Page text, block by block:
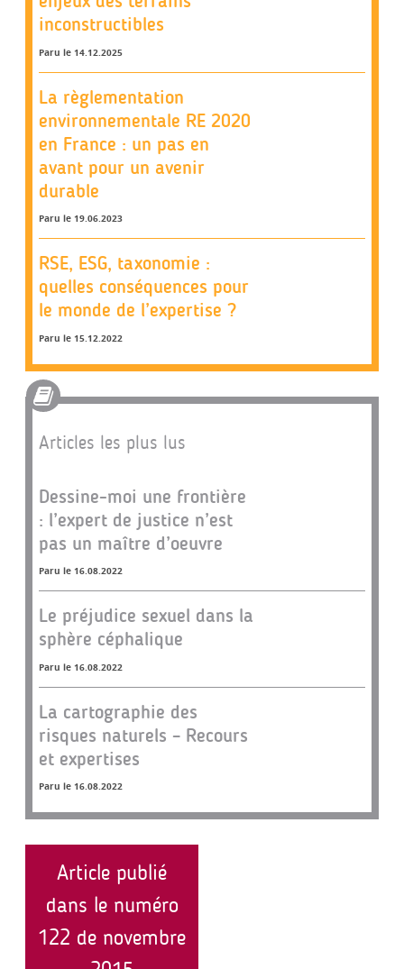
inconstructibles
Paru le 14.12.2025
La règlementation
environnementale RE 2020
en France : un pas en
avant pour un avenir
durable
Paru le 19.06.2023
RSE, ESG, taxonomie :
quelles conséquences pour
le monde de l’expertise ?
Paru le 15.12.2022
Articles les plus lus
Dessine-moi une frontière
: l’expert de justice n’est
pas un maître d’oeuvre
Paru le 16.08.2022
Le préjudice sexuel dans la
sphère céphalique
Paru le 16.08.2022
La cartographie des
risques naturels – Recours
et expertises
Paru le 16.08.2022
Article publié
dans le numéro
122 de novembre